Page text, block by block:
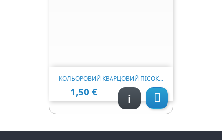
КОЛЬОРОВИЙ КВАРЦОВИЙ ПІСОК...
Ціна
1,50 € 
i